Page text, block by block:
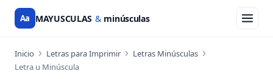
Aa MAYUSCULAS & minúsculas
Inicio Letras para Imprimir
Letras Minúsculas
Letra u Minúscula